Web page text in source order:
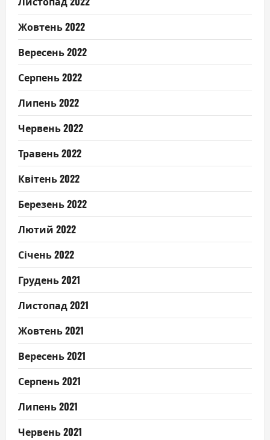
Жовтень 2022
Вересень 2022
Серпень 2022
Липень 2022
Червень 2022
Травень 2022
Квітень 2022
Березень 2022
Лютий 2022
Січень 2022
Грудень 2021
Листопад 2021
Жовтень 2021
Вересень 2021
Серпень 2021
Липень 2021
Червень 2021